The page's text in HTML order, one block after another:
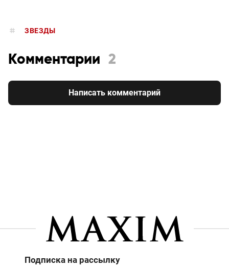
ЗВЕЗДЫ
Комментарии 2
Написать комментарий
Подписка на рассылку